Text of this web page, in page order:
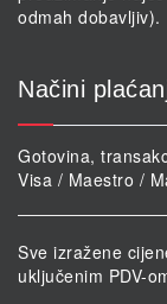
odmah dobavljiv).
Načini
Gotovina,
Visa / Maestro /
Sve izražene
uključenim PDV-